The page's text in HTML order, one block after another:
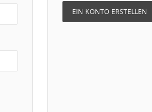
EIN KONTO ERSTELLEN